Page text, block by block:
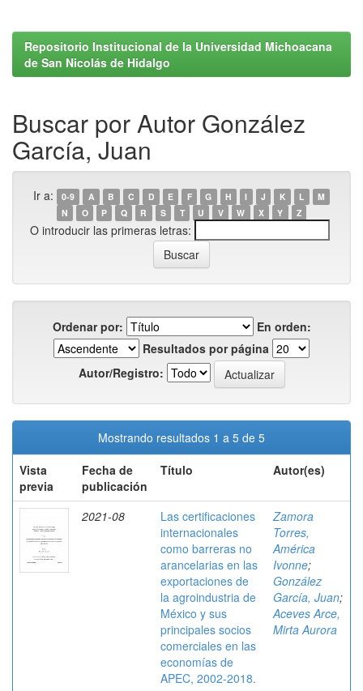
Repositorio Institucional de la Universidad Michoacana
de San Nicolás de Hidalgo
Buscar por Autor González
García, Juan
Ir a: 0-9 A B C D E F G H I J K L
M
N
O P Q R S T U V W X Y Z
O introducir las primeras letras:
Ordenar por:
En orden:
Resultados por página
Autor/Registro:
Mostrando resultados 1 a 5 de 5
Vista
previa
Fecha de
publicación
Título Autor(es)
2021-08
Las certificaciones
internacionales
como barreras no
arancelarias en las
exportaciones de
la agroindustria de
México y sus
principales socios
comerciales en las
economías de
APEC, 2002-2018.
Zamora
Torres,
América
Ivonne;
González
García, Juan;
Aceves Arce,
Mirta Aurora